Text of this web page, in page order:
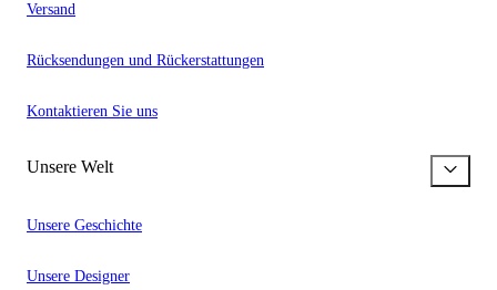
Versand
Rücksendungen und Rückerstattungen
Kontaktieren Sie uns
Unsere Welt
Unsere Geschichte
Unsere Designer